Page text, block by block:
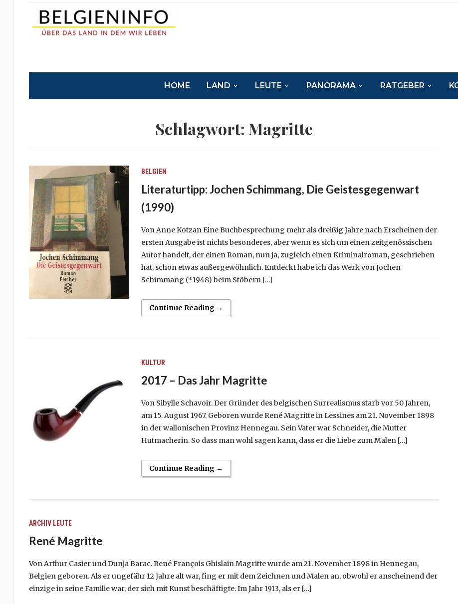
HOME LAND LEUTE PANORAMA RATGEBER
Schlagwort:Magritte
BELGIEN
Literaturtipp: Jochen Schimmang, Die Geistesgegenwart
(1990)
Von Anne Kotzan Eine Buchbesprechung mehr als dreißig Jahre nach Erscheinen der
ersten Ausgabe ist nichts besonderes, aber wenn es sich um einen zeitgenössischen
Autor handelt, der einen Roman, nun ja, zugleich einen Kriminalroman, geschrieben
hat, schon etwas außergewöhnlich. Entdeckt habe ich das Werk von Jochen
Schimmang (*1948) beim Stöbern […]
Continue Reading →
KULTUR
2017 – Das Jahr Magritte
Von Sibylle Schavoir. Der Gründer des belgischen Surrealismus starb vor 50 Jahren,
am 15. August 1967. Geboren wurde René Magritte in Lessines am 21. November 1898
in der wallonischen Provinz Hennegau. Sein Vater war Schneider, die Mutter
Hutmacherin. So dass man wohl sagen kann, dass er die Liebe zum Malen […]
Continue Reading →
ARCHIV LEUTE
René Magritte
Von Arthur Casier und Dunja Barac. René François Ghislain Magritte wurde am 21. November 1898 in Hennegau,
Belgien geboren. Als er ungefähr 12 Jahre alt war, fing er mit dem Zeichnen und Malen an, obwohl er anscheinend der
einzige in seine Familie war, der sich mit Kunst beschäftigte. Im Jahr 1913, als er […]